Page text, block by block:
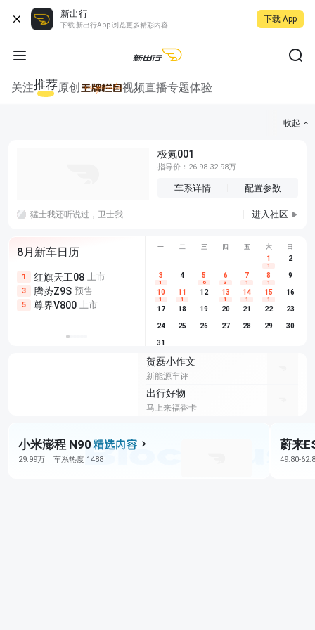
新出行
下载 新出行App 浏览更多精彩内容
下载 App
关注推荐原创 视频直播专题体验
收起
极氪001
指导价：26.98-32.98万
车系详情 配置参数
猛士我还听说过，卫士我是没听说过，我知道卫仕是卖宠物用品的，这个卫士像卖卫生棉的。至于明星，这年头除了米粉谁会为代言人买单啊呵呵 进入社区
8月新车日历
1 红旗天工08 上市
3 腾势Z9S 预售
5 尊界V800 上市
尊界V680 上市
享界G9 预售
别克至境L7 预售
埃安
长城H10
深蓝S05
一 二 三 四 五 六 日
1
1
2
3
1
4 5
6
6
3
7
1
8
1
9
10
1
11
1
12 13
1
14
1
15
1
16
17 18 19 20 21 22 23
24 25 26 27 28 29 30
31
贺磊小作文
新能源车评
出行好物
马上来福香卡
小米澎程 N90
29.99万 车系热度 1488
蔚来
49.80-